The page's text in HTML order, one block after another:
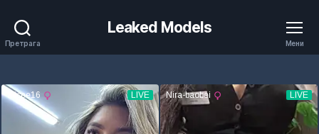
Претрага
Leaked Models
Мени